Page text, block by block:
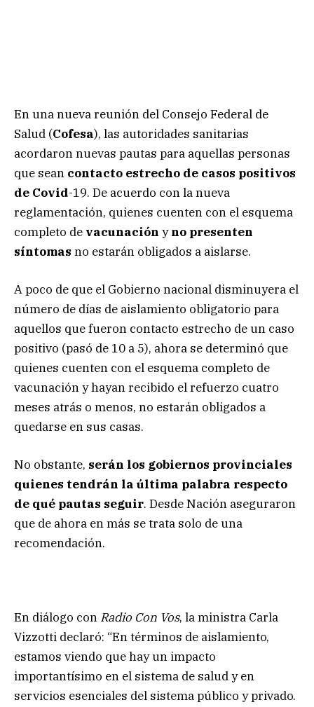
En una nueva reunión del Consejo Federal de
Salud (Cofesa), las autoridades sanitarias
acordaron nuevas pautas para aquellas personas
que sean contacto estrecho de casos positivos
de Covid-19. De acuerdo con la nueva
reglamentación, quienes cuenten con el esquema
completo de vacunación yno presenten
síntomas no estarán obligados a aislarse.
A poco de que el Gobierno nacional disminuyera el
número de días de aislamiento obligatorio para
aquellos que fueron contacto estrecho de un caso
positivo (pasó de 10 a 5), ahora se determinó que
quienes cuenten con el esquema completo de
vacunación y hayan recibido el refuerzo cuatro
meses atrás o menos, no estarán obligados a
quedarse en sus casas.
No obstante, serán los gobiernos provinciales
quienes tendrán la última palabra respecto
de qué pautas seguir. Desde Nación aseguraron
que de ahora en más se trata solo de una
recomendación.
En diálogo con Radio Con Vos, la ministra Carla
Vizzotti declaró: “En términos de aislamiento,
estamos viendo que hay un impacto
importantísimo en el sistema de salud y en
servicios esenciales del sistema público y privado.